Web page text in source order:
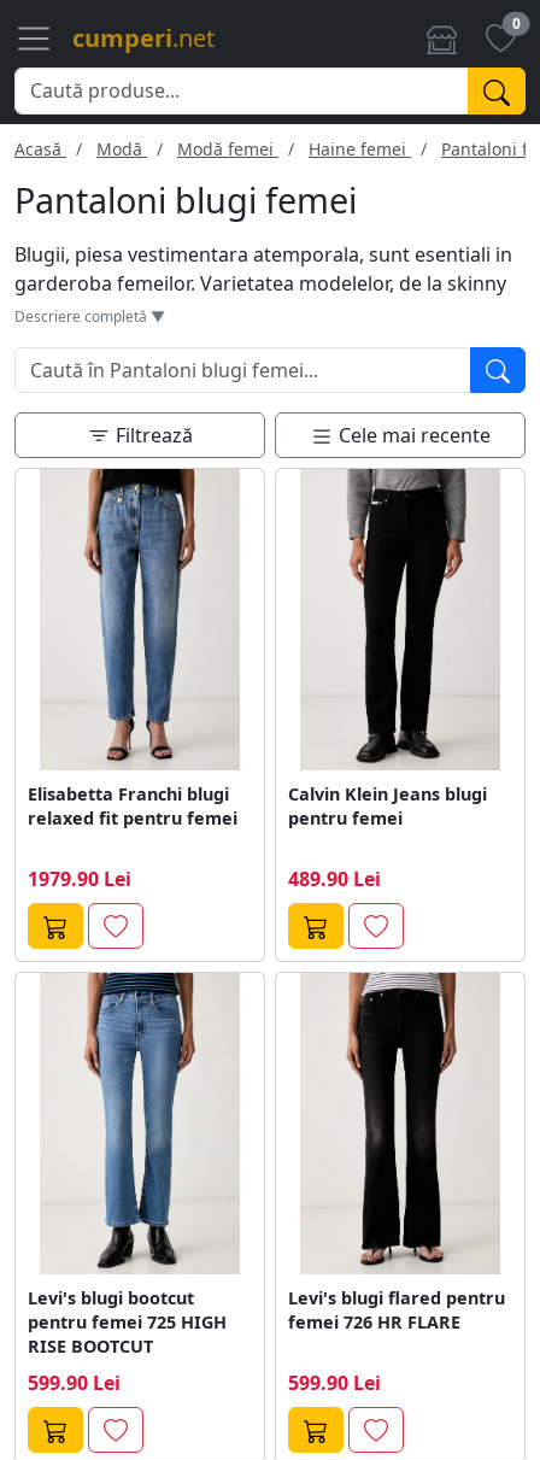
cumperi.net 0
Acasă Modă Modă femei Haine femei Pantaloni
Pantaloni blugi femei
Blugii, piesa vestimentara atemporala, sunt esentiali in
garderoba femeilor. Varietatea modelelor, de la skinny
la boyfriend sau bootcut, ofera stil si versatilitate. Pot fi
purtati in combinatii casual, cu tricouri si tenisi, sau
elegante, cu tocuri si camasi. Denimul, in nuante
diverse, de la deschis la inchis, poate avea detalii
precum rupturi sau broderii. Confortabili si durabili,
blugii raman preferati indiferent de trenduri. Ideal
pentru orice silueta!
Descriere completă ▼
Filtrează Cele mai recente
Elisabetta Franchi blugi
relaxed fit pentru femei
1979.90 Lei
Calvin Klein Jeans blugi
pentru femei
489.90 Lei
Levi's blugi bootcut
pentru femei 725 HIGH
RISE BOOTCUT
599.90 Lei
Levi's blugi flared pentru
femei 726 HR FLARE
599.90 Lei